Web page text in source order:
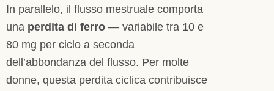
In parallelo, il flusso mestruale comporta
una perdita di ferro — variabile tra 10 e
80 mg per ciclo a seconda
dell’abbondanza del flusso. Per molte
donne, questa perdita ciclica contribuisce